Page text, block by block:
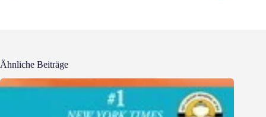
Ähnliche Beiträge